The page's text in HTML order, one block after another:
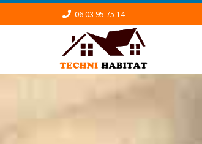
06 03 95 75 14